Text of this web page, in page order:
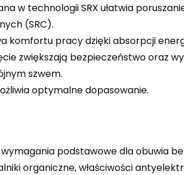
w technologii SRX ułatwia
(SRC).
komfortu pracy dzięki absorpcji
zwiększają bezpieczeństwo oraz
szwem.
optymalne dopasowanie.
wymagania podstawowe dla
organiczne, właściwości